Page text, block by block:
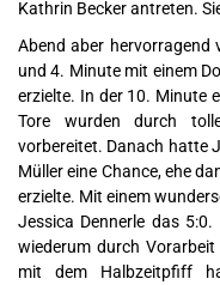
Kathrin Becker antreten.
Abend aber hervorragend
und 4. Minute mit einem
erzielte. In der 10. Minute
Tore wurden durch
vorbereitet. Danach hatte
Müller eine Chance, ehe
erzielte. Mit einem
Jessica Dennerle das
wiederum durch
mit dem Halbzeitpfiff